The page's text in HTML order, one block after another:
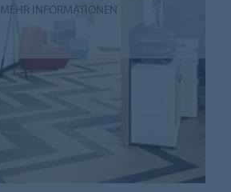
MEHR INFORMATIONEN